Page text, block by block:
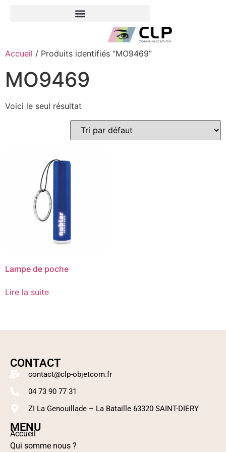
Accueil / Produits identifiés “MO9469”
MO9469
Voici le seul résultat
Lampe de poche
Lire la suite
MENU
Accueil
Qui somme nous ?
CONTACT
contact@clp-objetcom.fr
04 73 90 77 31
ZI La Genouillade – La Bataille 63320 SAINT-DIERY